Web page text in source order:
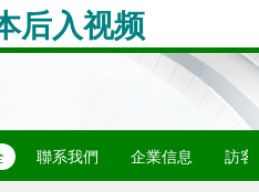
后入视频
聯系我們 企業信息 訪客